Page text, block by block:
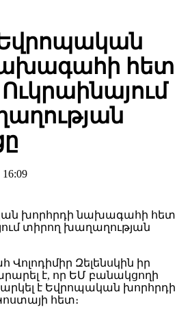
Եվրոպական
հետ
Զելենսկին իր
է, որ ԵՄ բանակցողի
է Եվրոպական խորհրդի
հետ։